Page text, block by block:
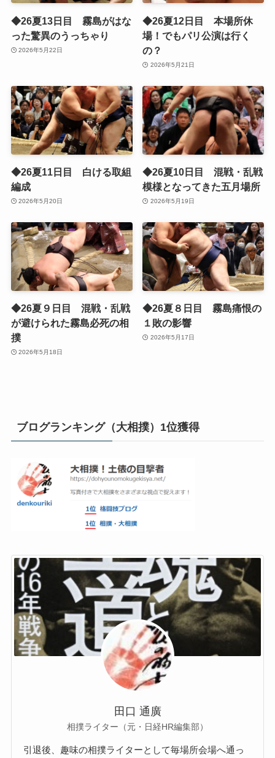
◆26夏13日目 霧島がはな
った驚異のうっちゃり
2026年5月22日
◆26夏12日目 本場所休
場！でもパリ公演は行く
の？
2026年5月21日
◆26夏11日目 白ける取組
編成
2026年5月20日
◆26夏10日目 混戦・乱戦
模様となってきた五月場所
2026年5月19日
◆26夏９日目 混戦・乱戦
が避けられた霧島必死の相
撲
2026年5月18日
◆26夏８日目 霧島痛恨の
１敗の影響
2026年5月17日
ブログランキング（大相撲）1位獲得
田口 通廣
相撲ライター（元・日経HR編集部）
引退後、趣味の相撲ライターとして毎場所会場へ通っ